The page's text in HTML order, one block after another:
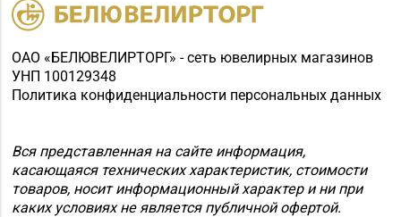
ОАО «БЕЛЮВЕЛИРТОРГ» - сеть ювелирных магазинов
УНП 100129348
Политика конфиденциальности персональных данных
Вся представленная на сайте информация,
касающаяся технических характеристик, стоимости
товаров, носит информационный характер и ни при
каких условиях не является публичной офертой.